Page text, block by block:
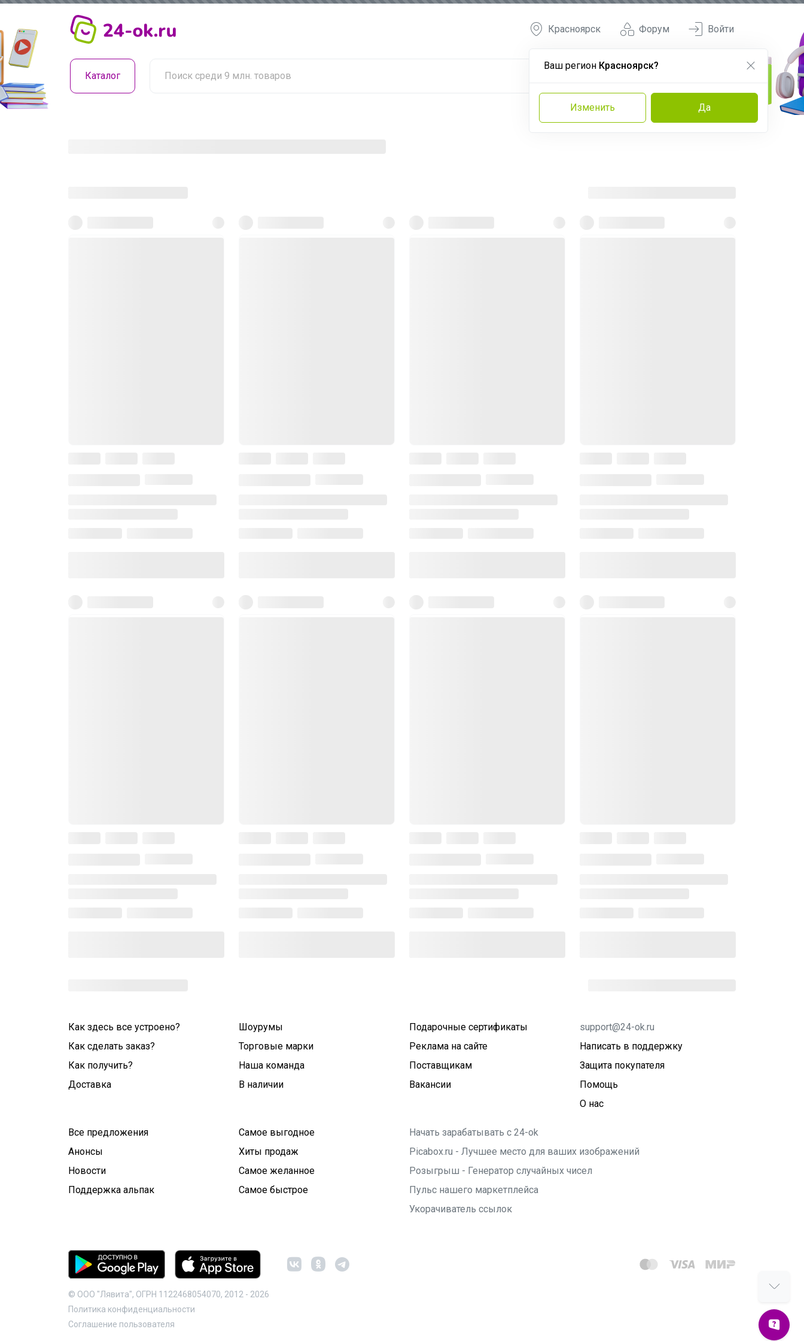
Форум
Красноярск
Ваш регион Красноярск?
Изменить Да
Войти
Каталог
Как здесь все устроено?
Как сделать заказ?
Как получить?
Доставка
Шоурумы
Торговые марки
Наша команда
В наличии
Подарочные сертификаты
Реклама на сайте
Поставщикам
Вакансии
support@24-ok.ru
Написать в поддержку
Защита покупателя
Помощь
О нас
Все предложения
Анонсы
Новости
Поддержка альпак
Самое выгодное
Хиты продаж
Самое желанное
Самое быстрое
Начать зарабатывать с 24-ok
Picabox.ru - Лучшее место для ваших изображений
Розыгрыш - Генератор случайных чисел
Пульс нашего маркетплейса
Укорачиватель ссылок
© ООО "Лявита", ОГРН 1122468054070, 2012 - 2026
Политика конфиденциальности
Cоглашение пользователя